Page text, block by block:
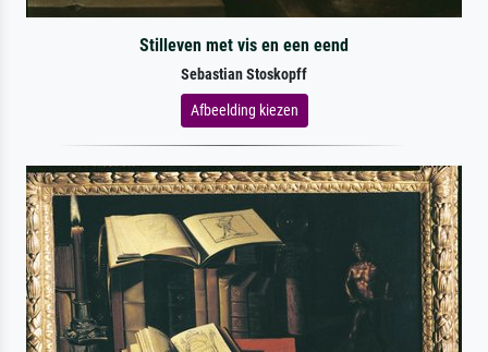
Stilleven met vis en een eend
Sebastian Stoskopff
Afbeelding kiezen